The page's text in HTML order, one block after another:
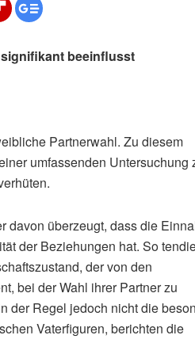
beeinflusst
Partnerwahl. Zu diesem
umfassenden Untersuchung
davon überzeugt, dass die
der Beziehungen hat. So
der von den
bei der Wahl ihrer Partner zu
der Regel jedoch nicht die
Vaterfiguren, berichten die